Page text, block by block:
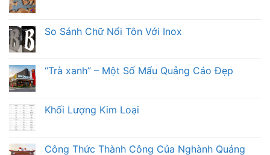
So Sánh Chữ Nổi Tôn Với Inox
“Trà xanh” – Một Số Mẩu Quảng Cáo Đẹp
Khối Lượng Kim Loại
Công Thức Thành Công Của Nghành Quảng